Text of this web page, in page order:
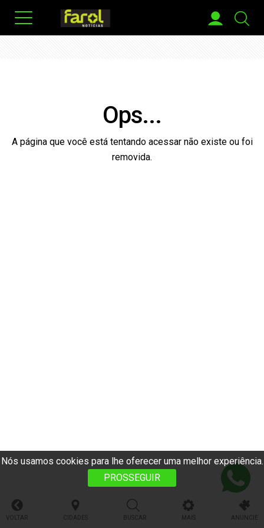
Nós usamos cookies para lhe oferecer uma melhor experiência.
PROSSEGUIR
Ops...
A página que você está tentando acessar não existe ou foi
removida.
VOLTAR CIDADES BUSCAR MAIS ANUNCIE